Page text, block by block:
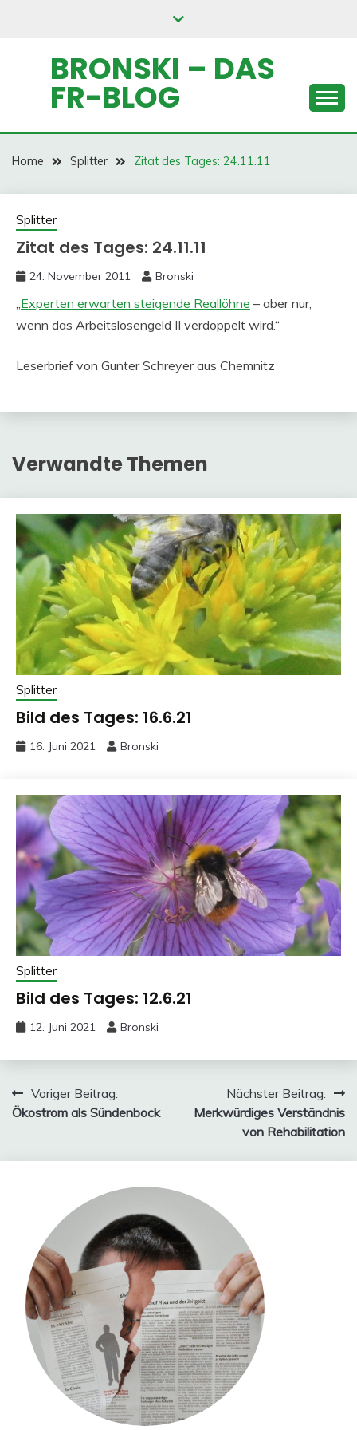
BRONSKI – DAS
FR-BLOG
Home Splitter Zitat des Tages: 24.11.11
Splitter
Zitat des Tages: 24.11.11
24. November 2011 Bronski
„Experten erwarten steigende Reallöhne – aber nur,
wenn das Arbeitslosengeld II verdoppelt wird.“
Leserbrief von Gunter Schreyer aus Chemnitz
Verwandte Themen
Splitter
Bild des Tages: 16.6.21
16. Juni 2021 Bronski
Splitter
Bild des Tages: 12.6.21
12. Juni 2021 Bronski
Beitragsnavigation
Voriger Beitrag:
Ökostrom als Sündenbock
Nächster Beitrag:
Merkwürdiges Verständnis
von Rehabilitation